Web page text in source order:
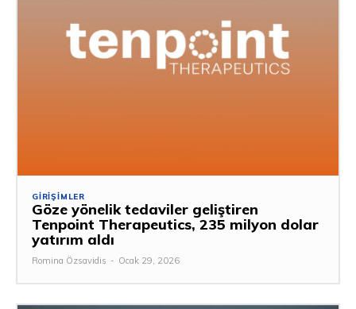
GIRIŞIMLER
Göze yönelik tedaviler geliştiren
Tenpoint Therapeutics, 235 milyon dolar
yatırım aldı
Romina Özsavidis - Ocak 29, 2026